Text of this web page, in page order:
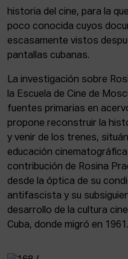
historia del cine, para la
poco conocida cuyos
escasamente vistos
pantallas cubanas.
La investigación sobre
la Escuela de Cine de
fuentes primarias en
propone reconstruir la
y venir de los trenes,
educación
contribución de Rosina
desde la óptica de su
antifascista y su
desarrollo de la cultura
Cuba, donde migró en 1961.